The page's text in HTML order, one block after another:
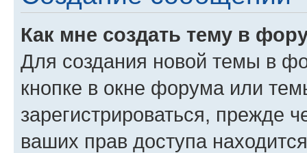
Как мне создать тему в
Для создания новой темы в
кнопке в окне форума или
зарегистрироваться, прежде
ваших прав доступа